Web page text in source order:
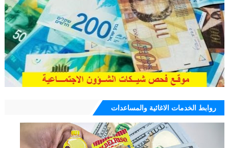
روابط الخدمات الاغاثية والمساعدات